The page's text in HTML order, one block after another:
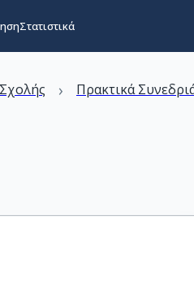
Στατιστικά
› Πρακτικά